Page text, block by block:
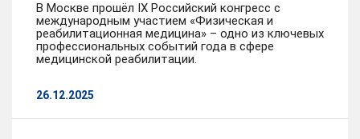
В Москве прошёл IX Российский конгресс с
международным участием «Физическая и
реабилитационная медицина» – одно из ключевых
профессиональных событий года в сфере
медицинской реабилитации.
26.12.2025